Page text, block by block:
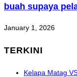
buah supaya
January 1, 2026
TERKINI
Kelapa Matag